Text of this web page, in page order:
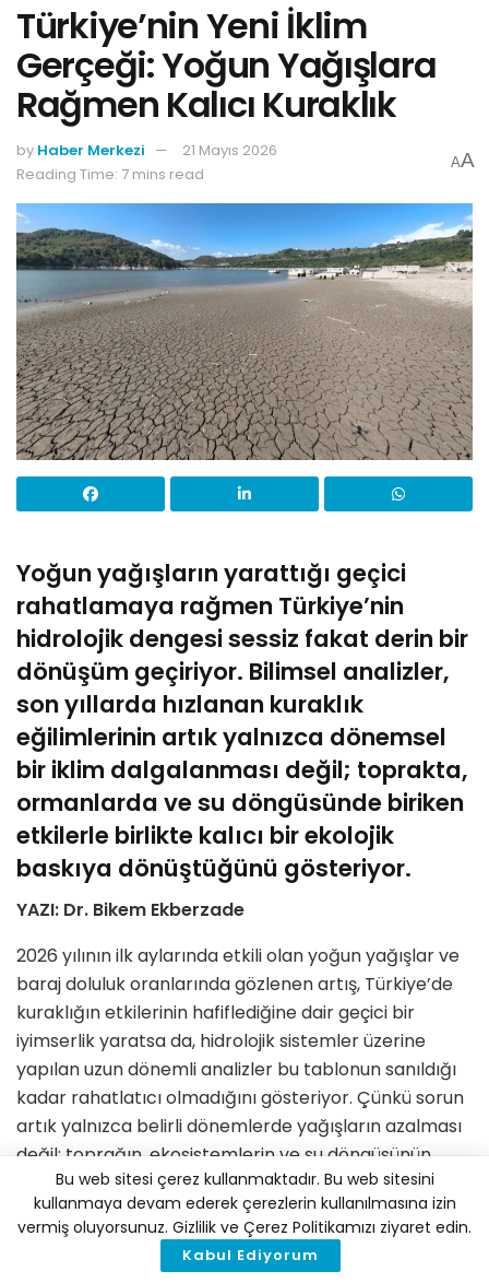
Türkiye’nin Yeni İklim
Gerçeği: Yoğun Yağışlara
Rağmen Kalıcı Kuraklık
by Haber Merkezi
21 Mayıs 2026
Reading Time: 7 mins read
AA
Yoğun yağışların yarattığı geçici
rahatlamaya rağmen Türkiye’nin
hidrolojik dengesi sessiz fakat derin bir
dönüşüm geçiriyor. Bilimsel analizler,
son yıllarda hızlanan kuraklık
eğilimlerinin artık yalnızca dönemsel
bir iklim dalgalanması değil; toprakta,
ormanlarda ve su döngüsünde biriken
etkilerle birlikte kalıcı bir ekolojik
baskıya dönüştüğünü gösteriyor.
YAZI: Dr. Bikem Ekberzade
2026 yılının ilk aylarında etkili olan yoğun yağışlar ve
baraj doluluk oranlarında gözlenen artış, Türkiye’de
kuraklığın etkilerinin hafiflediğine dair geçici bir
iyimserlik yaratsa da, hidrolojik sistemler üzerine
yapılan uzun dönemli analizler bu tablonun sanıldığı
kadar rahatlatıcı olmadığını gösteriyor. Çünkü sorun
artık yalnızca belirli dönemlerde yağışların azalması
değil; toprağın, ekosistemlerin ve su döngüsünün
giderek daha derin ve kalıcı bir kuruma rejimine
sürüklenmesi.
Türkiye, Doğu Akdeniz havzasındaki konumu
Bu web sitesi çerez kullanmaktadır. Bu web sitesini
kullanmaya devam ederek çerezlerin kullanılmasına izin
vermiş oluyorsunuz. Gizlilik ve Çerez Politikamızı ziyaret edin.
Kabul Ediyorum